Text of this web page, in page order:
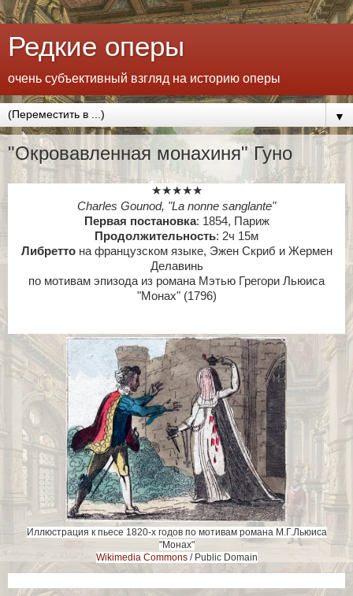
Редкие оперы
очень субъективный взгляд на историю оперы
▼
"Окровавленная монахиня" Гуно
★★★★★
Charles Gounod, "La nonne sanglante"
Первая постановка: 1854, Париж
Продолжительность: 2ч 15м
Либреттона французском языке, Эжен Скриб и Жермен
Делавинь
по мотивам эпизода из романа Мэтью Грегори Льюиса
"Монах" (1796)
Иллюстрация к пьесе 1820-х годов по мотивам романа М.Г.Льюиса
"Монах"
Wikimedia Сommons/ Public Domain